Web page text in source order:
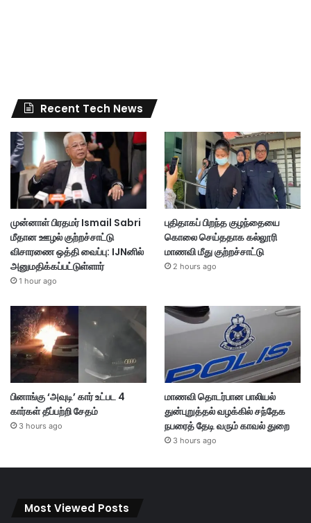
Recent Tech News
முன்னாள் பிரதமர் Ismail Sabri
மீதான ஊழல் குற்றச்சாட்டு
விசாரணை ஒத்தி வைப்பு: IJNனில்
அனுமதிக்கப்பட்டுள்ளார்
1 hour ago
புதிதாகப் பிறந்த குழந்தையை
கொலை செய்ததாக கல்லூரி
மாணவி மீது குற்றச்சாட்டு
2 hours ago
பினாங்கு ‘அவுடி’ கார் உட்பட 4
கார்கள் தீப்பற்றி சேதம்
3 hours ago
மாணவி தொடர்பான பாலியல்
துன்புறுத்தல் வழக்கில் சந்தேக
நபரைத் தேடி வரும் காவல் துறை
3 hours ago
Most Viewed Posts